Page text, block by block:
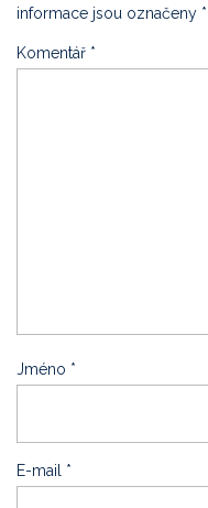
informace jsou označeny *
Komentář *
Jméno *
E-mail *